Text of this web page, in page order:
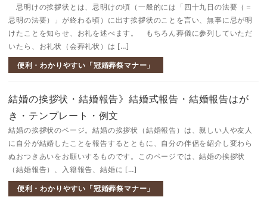
忌明けの挨拶状とは、忌明けの頃（一般的には「四十九日の法要（＝
忌明の法要）」が終わる頃）に出す挨拶状のことを言い、無事に忌が明
けたことを知らせ、お礼を述べます。 もちろん葬儀に参列していただ
いたら、お礼状（会葬礼状）は […]
便利・わかりやすい「冠婚葬祭マナー」
結婚の挨拶状・結婚報告》結婚式報告・結婚報告はが
き・テンプレート・例文
結婚の挨拶状のページ。結婚の挨拶状（結婚報告）は、親しい人や友人
に自分が結婚したことを報告するとともに、自分の伴侶を紹介し変わら
ぬおつきあいをお願いするものです。このページでは、結婚の挨拶状
（結婚報告）、入籍報告、結婚に […]
便利・わかりやすい「冠婚葬祭マナー」